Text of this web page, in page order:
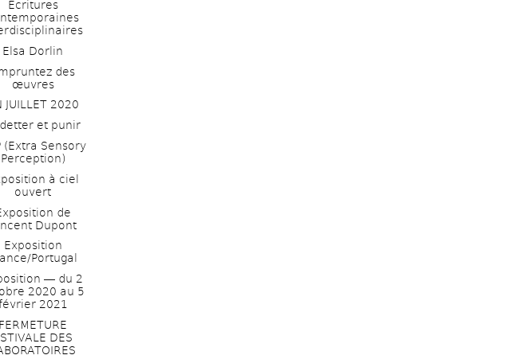
Écritures
Elsa Dorlin
des
œuvres
JUILLET 2020
et punir
(Extra Sensory
Perception)
à ciel
ouvert
de
Dupont
Exposition
Portugal
― du 2
2020 au 5
2021
FERMETURE
DES